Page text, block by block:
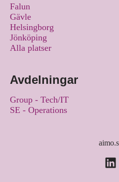
Falun
Gävle
Helsingborg
Jönköping
Alla platser
Avdelningar
Group - Tech/IT
SE - Operations